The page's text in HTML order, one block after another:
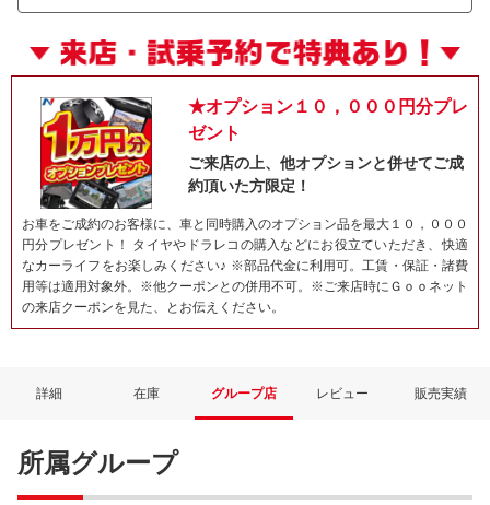
ネット予約でキャンペーンに応募しよ
★オプション１０，０００円分プレ
ゼント
ご来店の上、他オプションと併せてご成
約頂いた方限定！
お車をご成約のお客様に、車と同時購入のオプション品を最大１０，０００
円分プレゼント！ タイヤやドラレコの購入などにお役立ていただき、快適
なカーライフをお楽しみください♪ ※部品代金に利用可。工賃・保証・諸費
用等は適用対象外。※他クーポンとの併用不可。※ご来店時にＧｏｏネット
の来店クーポンを見た、とお伝えください。
詳細 在庫 グループ店 レビュー 販売実績
所属グループ